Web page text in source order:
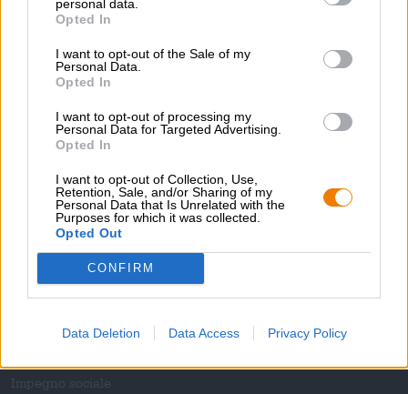
personal data.
Opted In
I want to opt-out of the Sale of my
Personal Data.
Opted In
I want to opt-out of processing my
Personal Data for Targeted Advertising.
Opted In
I want to opt-out of Collection, Use,
Retention, Sale, and/or Sharing of my
Personal Data that Is Unrelated with the
Purposes for which it was collected.
Opted Out
CONFIRM
Data Deletion Data Access Privacy Policy
trage im folgenden Kontaktformular Deine Kontaktdaten ein
Pflanzaktion von Bier pflanzt Bäume teil.
Sali a bordo!
Offerte di lavoro alla Bierothek ®